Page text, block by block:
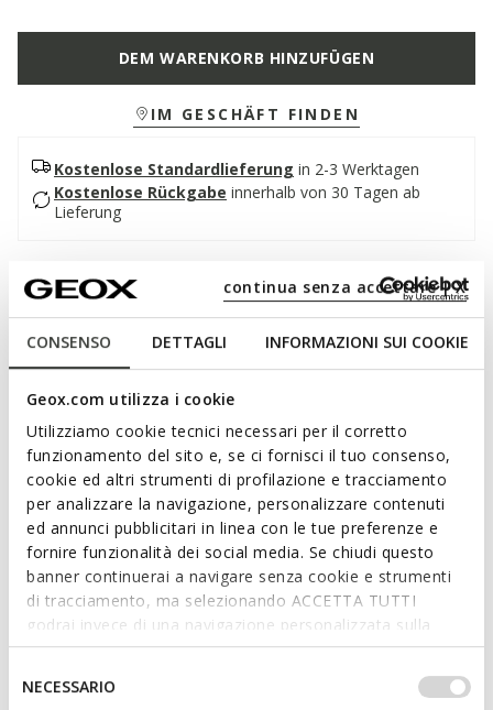
CONSENSO DETTAGLI INFORMAZIONI SUI COOKIE
Geox.com utilizza i cookie
Utilizziamo cookie tecnici necessari per il corretto
funzionamento del sito e, se ci fornisci il tuo consenso,
cookie ed altri strumenti di profilazione e tracciamento
per analizzare la navigazione, personalizzare contenuti
ed annunci pubblicitari in linea con le tue preferenze e
fornire funzionalità dei social media. Se chiudi questo
banner continuerai a navigare senza cookie e strumenti
di tracciamento, ma selezionando ACCETTA TUTTI
godrai invece di una navigazione personalizzata sulla
base dei tuoi gusti ed interessi. Selezionando
IMPOSTAZIONI potrai anche scegliere quali cookies ed
altri strumenti di tracciamento autorizzare. Per maggiori
NECESSARIO
continua senza accettare | X
DEM WARENKORB HINZUFÜGEN
IM GESCHÄFT FINDEN
Kostenlose Standardlieferung in 2-3 Werktagen
Kostenlose Rückgabe innerhalb von 30 Tagen ab
Lieferung
Beschreibung
Offene Damensandale mit doppeltem Riemen, mit
zeitgemäßem und entspanntem Charakter. Aus weichem
Nappaleder mit anatomischer Sohle, hier in einem sonnigen
und trendigen Korallenton. Leicht und modisch belebt Brionia
PRODUKTCODE:D45Y3B00085C7008
Eigenschaften
Schnelles und einfaches Anziehen
Leichte Schuhe; Ungefütterter Schaft
Design ohne Verschluss, für schnelleres Anziehen